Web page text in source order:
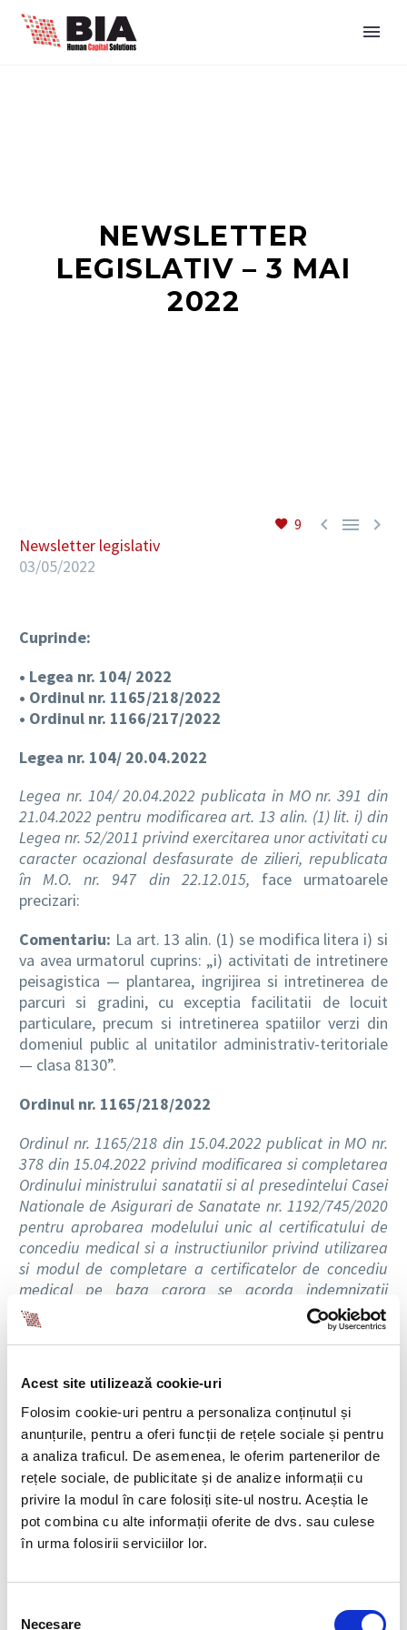
Acest site utilizează cookie-uri
Folosim cookie-uri pentru a personaliza conținutul și
anunțurile, pentru a oferi funcții de rețele sociale și pentru
a analiza traficul. De asemenea, le oferim partenerilor de
rețele sociale, de publicitate și de analize informații cu
privire la modul în care folosiți site-ul nostru. Aceștia le
pot combina cu alte informații oferite de dvs. sau culese
în urma folosirii serviciilor lor.
Necesare
NEWSLETTER
LEGISLATIV – 3 MAI
2022
9   
Newsletter legislativ
03/05/2022
Cuprinde:
• Legea nr. 104/ 2022
• Ordinul nr. 1165/218/2022
• Ordinul nr. 1166/217/2022
Legea nr. 104/ 20.04.2022
Legea nr. 104/ 20.04.2022 publicata in MO nr. 391 din
21.04.2022 pentru modificarea art. 13 alin. (1) lit. i) din
Legea nr. 52/2011 privind exercitarea unor activitati cu
caracter ocazional desfasurate de zilieri, republicata
în M.O. nr. 947 din 22.12.015, face urmatoarele
precizari:
Comentariu: La art. 13 alin. (1) se modifica litera i) si
va avea urmatorul cuprins: „i) activitati de intretinere
peisagistica — plantarea, ingrijirea si intretinerea de
parcuri si gradini, cu exceptia facilitatii de locuit
particulare, precum si intretinerea spatiilor verzi din
domeniul public al unitatilor administrativ-teritoriale
— clasa 8130”.
Ordinul nr. 1165/218/2022
Ordinul nr. 1165/218 din 15.04.2022 publicat in MO nr.
378 din 15.04.2022 privind modificarea si completarea
Ordinului ministrului sanatatii si al presedintelui Casei
Nationale de Asigurari de Sanatate nr. 1192/745/2020
pentru aprobarea modelului unic al certificatului de
concediu medical si a instructiunilor privind utilizarea
si modul de completare a certificatelor de concediu
medical pe baza carora se acorda indemnizatii
asiguratilor din sistemul asigurarilor sociale de
sanatate si din sistemul de asigurare pentru accidente
de munca si boli profesionale,face urmatoarele
precizari:
Comentariu:Prezentul Ordin aproba modelul unic al
certificatului de concediu medical si instructiunile de
utilizare a acestuia. Formularele de certificate de
concediu medical in formatul in vigoare pana la data
intrarii in vigoare a prezentului ordin se utilizeaza pana
la epuizarea stocului existent, dar nu mai tarziu de
data de 31 decembrie 2022. Este introdus astfel, în
concediu medical – Concediul pentru ingrjirea unui
și apare o formă specială a concediului de îngrijire a